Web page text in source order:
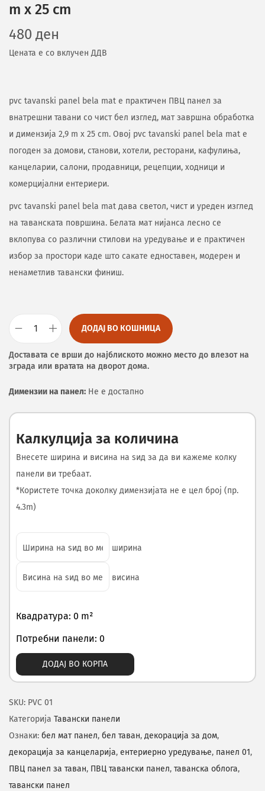
m x 25 cm
480 ден
Цената е со вклучен ДДВ
pvc tavanski panel bela mat е практичен ПВЦ панел за
внатрешни тавани со чист бел изглед, мат завршна обработка
и димензија 2,9 m x 25 cm. Овој pvc tavanski panel bela mat е
погоден за домови, станови, хотели, ресторани, кафулиња,
канцеларии, салони, продавници, рецепции, ходници и
комерцијални ентериери.
pvc tavanski panel bela mat дава светол, чист и уреден изглед
на таванската површина. Белата мат нијанса лесно се
вклопува со различни стилови на уредување и е практичен
избор за простори каде што сакате едноставен, модерен и
ненаметлив тавански финиш.
ДОДАЈ ВО КОШНИЦА
Доставата се врши до најблиското можно место до влезот на
зграда или вратата на дворот дома.
Димензии на панел: Не е достапно
Калкулција за количина
Внесете ширина и висина на ѕид за да ви кажеме колку
панели ви требаат.
*Користете точка доколку димензијата не е цел број (пр.
4.3m)
ширина
висина
Квадратура: 0 m²
Потребни панели: 0
ДОДАЈ ВО КОРПА
SKU: PVC 01
Категорија Тавански панели
Ознаки: бел мат панел, бел таван, декорација за дом,
декорација за канцеларија, ентериерно уредување, панел 01,
ПВЦ панел за таван, ПВЦ тавански панел, таванска облога,
тавански панел